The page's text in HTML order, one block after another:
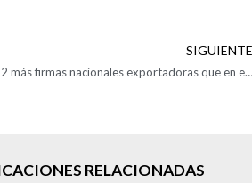
SIGUIENTE
Hay 792 más firmas nacionales exportadoras que en el 2020
RELACIONADAS